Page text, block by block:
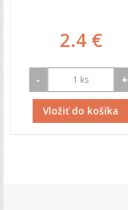
2.4 €
- +
Vložiť do košíka